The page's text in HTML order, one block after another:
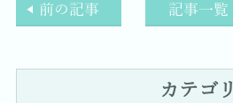
前の記事 記事一覧
カテゴリ